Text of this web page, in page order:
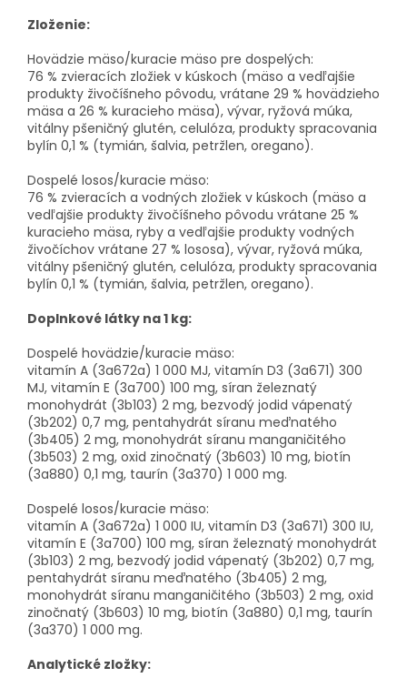
Zloženie:
Hovädzie mäso/kuracie mäso pre dospelých:
76 % zvieracích zložiek v kúskoch (mäso a vedľajšie
produkty živočíšneho pôvodu, vrátane 29 % hovädzieho
mäsa a 26 % kuracieho mäsa), vývar, ryžová múka,
vitálny pšeničný glutén, celulóza, produkty spracovania
bylín 0,1 % (tymián, šalvia, petržlen, oregano).
Dospelé losos/kuracie mäso:
76 % zvieracích a vodných zložiek v kúskoch (mäso a
vedľajšie produkty živočíšneho pôvodu vrátane 25 %
kuracieho mäsa, ryby a vedľajšie produkty vodných
živočíchov vrátane 27 % lososa), vývar, ryžová múka,
vitálny pšeničný glutén, celulóza, produkty spracovania
bylín 0,1 % (tymián, šalvia, petržlen, oregano).
Doplnkové látky na 1 kg:
Dospelé hovädzie/kuracie mäso:
vitamín A (3a672a) 1 000 MJ, vitamín D3 (3a671) 300
MJ, vitamín E (3a700) 100 mg, síran železnatý
monohydrát (3b103) 2 mg, bezvodý jodid vápenatý
(3b202) 0,7 mg, pentahydrát síranu meďnatého
(3b405) 2 mg, monohydrát síranu manganičitého
(3b503) 2 mg, oxid zinočnatý (3b603) 10 mg, biotín
(3a880) 0,1 mg, taurín (3a370) 1 000 mg.
Dospelé losos/kuracie mäso:
vitamín A (3a672a) 1 000 IU, vitamín D3 (3a671) 300 IU,
vitamín E (3a700) 100 mg, síran železnatý monohydrát
(3b103) 2 mg, bezvodý jodid vápenatý (3b202) 0,7 mg,
pentahydrát síranu meďnatého (3b405) 2 mg,
monohydrát síranu manganičitého (3b503) 2 mg, oxid
zinočnatý (3b603) 10 mg, biotín (3a880) 0,1 mg, taurín
(3a370) 1 000 mg.
Analytické zložky: